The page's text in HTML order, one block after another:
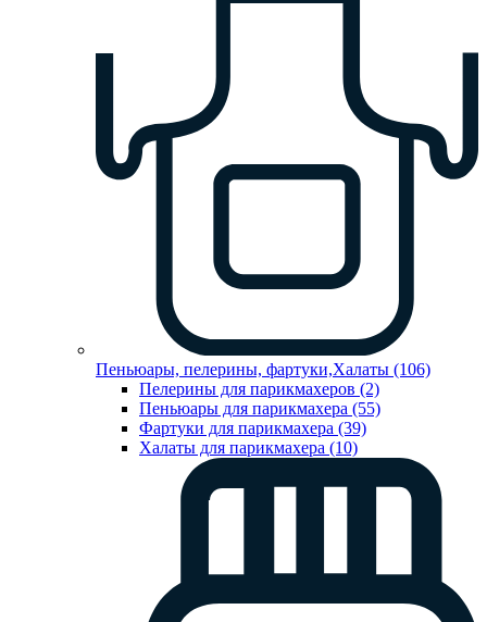
Пеньюары, пелерины, фартуки,Халаты (106)
Пелерины для парикмахеров (2)
Пеньюары для парикмахера (55)
Фартуки для парикмахера (39)
Халаты для парикмахера (10)